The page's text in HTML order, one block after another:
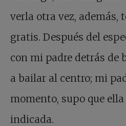
verla otra vez, además,
gratis. Después del
con mi padre detrás de
a bailar al centro; mi
momento, supo que
indicada.